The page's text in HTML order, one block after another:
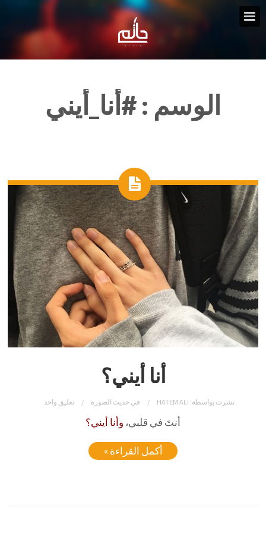
الوسم :#أنا_أيني
أنا أيني؟
نشرت بواسطة: HATEM ALI فيحديث الصورة تعليق واحد
أنتَ في قلبي، وأنا أيني؟
أكمل القراءة »